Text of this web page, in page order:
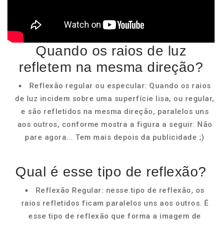
Quando os raios de luz
refletem na mesma direção?
Reflexão regular ou especular: Quando os raios
de luz incidem sobre uma superfície lisa, ou regular,
e são refletidos na mesma direção, paralelos uns
aos outros, conforme mostra a figura a seguir: Não
pare agora... Tem mais depois da publicidade ;)
Qual é esse tipo de reflexão?
Reflexão Regular: nesse tipo de reflexão, os
raios refletidos ficam paralelos uns aos outros. É
esse tipo de reflexão que forma a imagem de